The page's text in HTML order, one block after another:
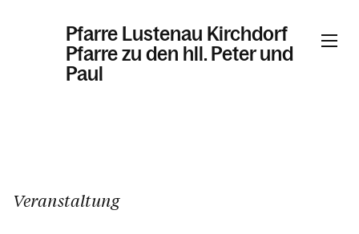
Pfarre Lustenau Kirchdorf
Pfarre zu den hll. Peter und
Paul
Kalender
Veranstaltung